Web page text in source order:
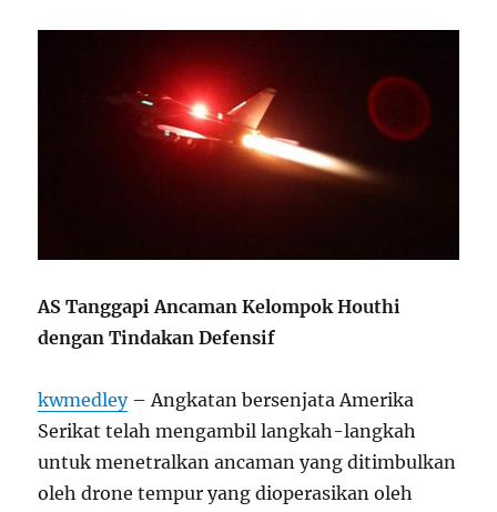
AS Tanggapi Ancaman Kelompok Houthi
dengan Tindakan Defensif
kwmedley– Angkatan bersenjata Amerika
Serikat telah mengambil langkah-langkah
untuk menetralkan ancaman yang ditimbulkan
oleh drone tempur yang dioperasikan oleh